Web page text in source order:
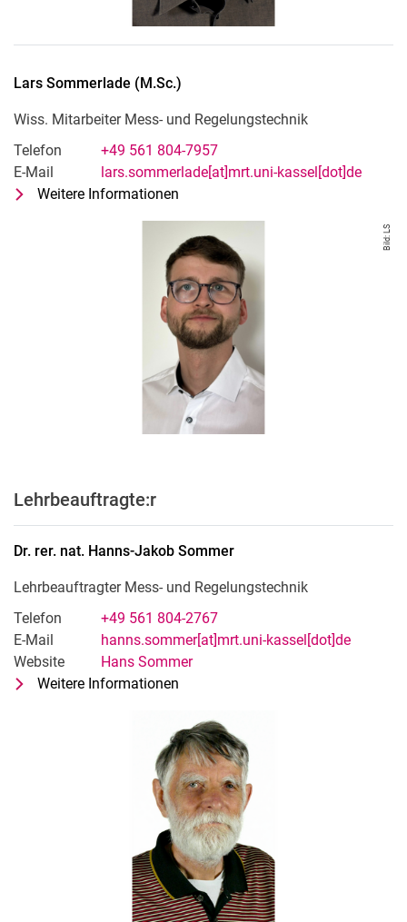
Lars Sommerlade (M.Sc.)
Wiss. Mitarbeiter Mess- und Regelungstechnik
Telefon
+49 561 804-7957
E-Mail
lars.sommerlade[at]mrt.uni-kassel[dot]de
Weitere Informationen
Bild: LS
Lehrbeauftragte:r
Dr. rer. nat. Hanns-Jakob Sommer
Lehrbeauftragter Mess- und Regelungstechnik
Telefon
+49 561 804-2767
E-Mail
hanns.sommer[at]mrt.uni-kassel[dot]de
Website
Hans Sommer
Weitere Informationen